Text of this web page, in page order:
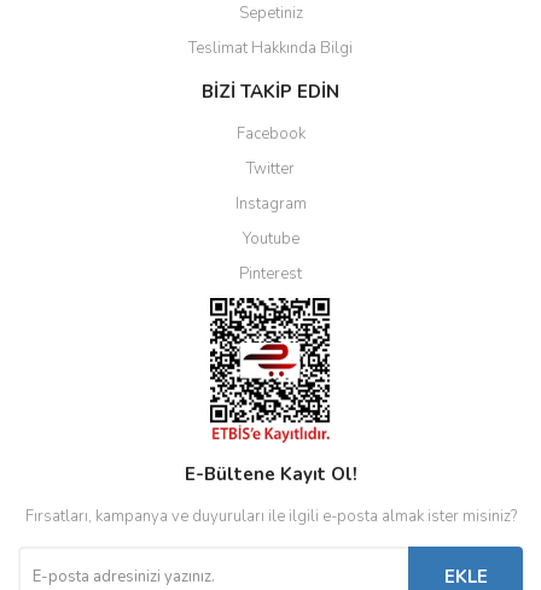
Sepetiniz
Teslimat Hakkında Bilgi
BİZİ TAKİP EDİN
Facebook
Twitter
Instagram
Youtube
Pinterest
E-Bültene Kayıt Ol!
Fırsatları, kampanya ve duyuruları ile ilgili e-posta almak ister misiniz?
EKLE